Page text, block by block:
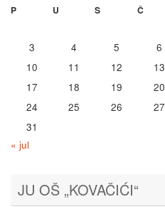
P
U S Č
3
4 5 6
10
11 12 13
17
18 19 20
24
25 26 27
31
« jul
JU OŠ „KOVAČIĆI“